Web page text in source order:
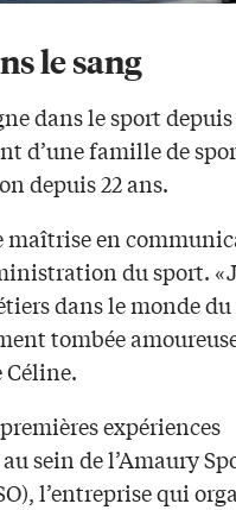
le sang
dans le sport
d’une famille de
depuis 22 ans.
maîtrise en
du sport.
dans le monde
tombée
Céline.
expériences
sein de l’Amaury
l’entreprise qui